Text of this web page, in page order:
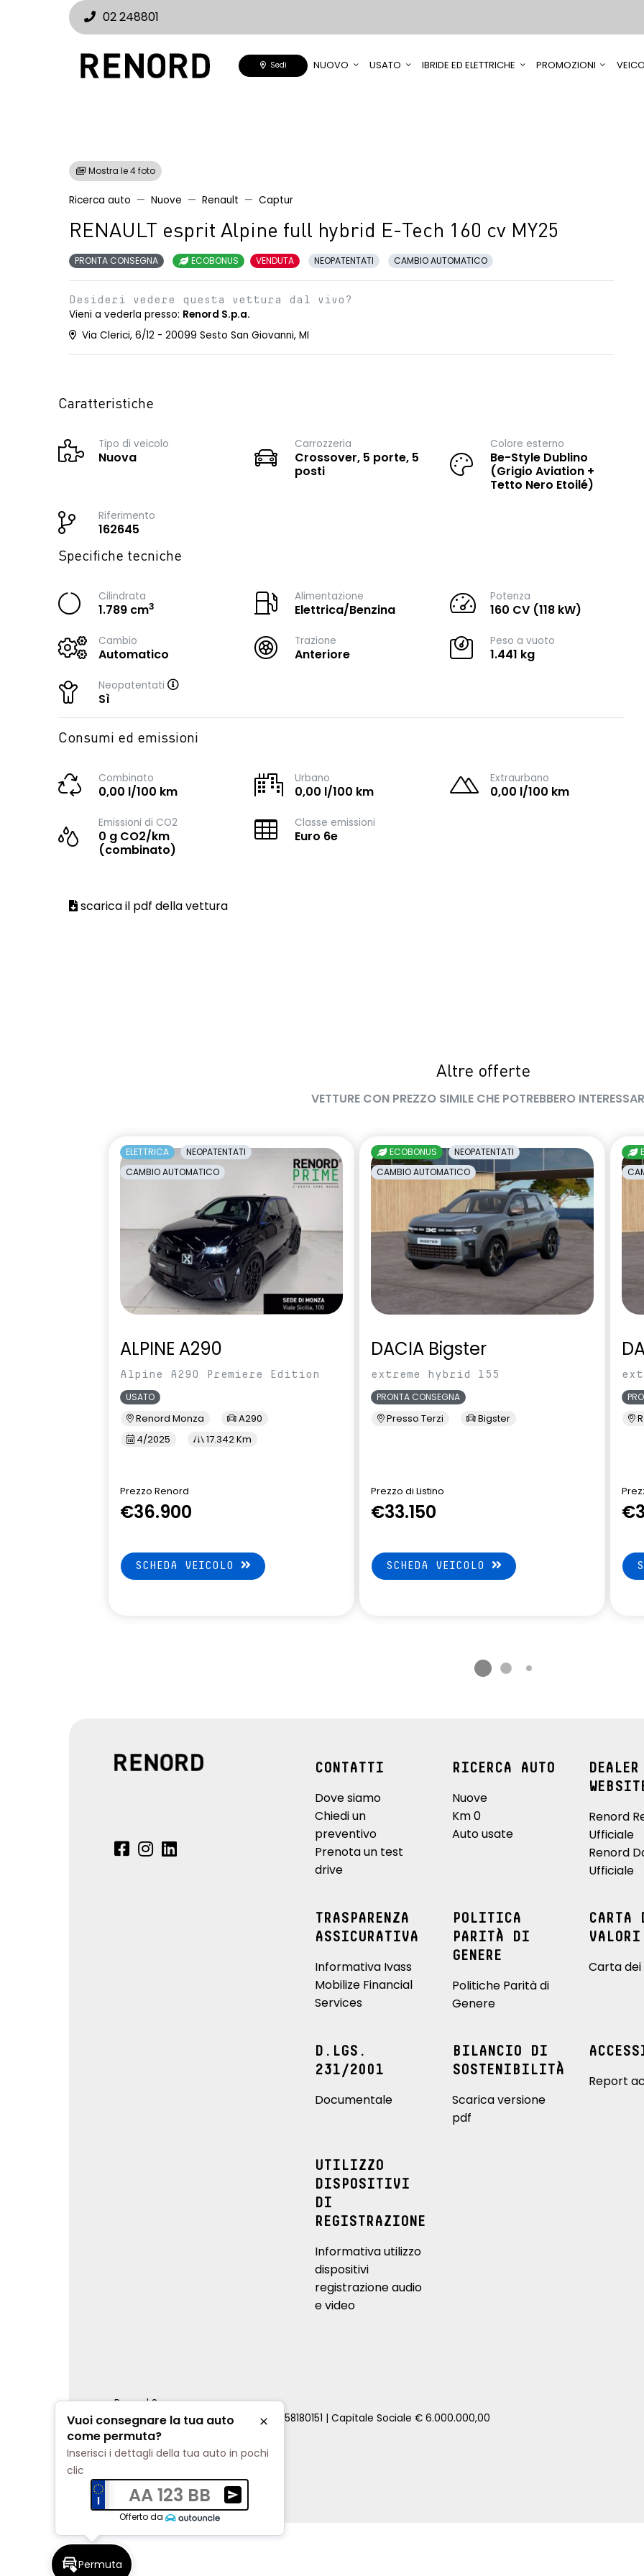
02 248801
Sedi NUOVO USATO IBRIDE ED ELETTRICHE PROMOZIONI
Mostra le 4 foto
Ricerca auto Nuove Renault Captur
RENAULT esprit Alpine full hybrid E-Tech 160 cv MY25
PRONTA CONSEGNA ECOBONUS VENDUTA NEOPATENTATI CAMBIO AUTOMATICO
Desideri vedere questa vettura dal vivo?
Vieni a vederla presso: Renord S.p.a.
Via Clerici, 6/12 - 20099 Sesto San Giovanni, MI
Caratteristiche
Tipo di veicolo
Nuova
Carrozzeria
Crossover, 5 porte, 5
posti
Colore esterno
Be-Style Dublino
(Grigio Aviation +
Tetto Nero Etoilé)
Riferimento
162645
Specifiche tecniche
Cilindrata
1.789 cm3
Alimentazione
Elettrica/Benzina
Potenza
160 CV (118 kW)
Cambio
Automatico
Trazione
Anteriore
Peso a vuoto
1.441 kg
Neopatentati
Sì
Consumi ed emissioni
Combinato
0,00 l/100 km
Urbano
0,00 l/100 km
Extraurbano
0,00 l/100 km
Emissioni di CO2
0 g CO2/km
(combinato)
Classe emissioni
Euro 6e
scarica il pdf della vettura
Altre offerte
VETTURE CON PREZZO SIMILE CHE POTREBBERO
ELETTRICA
NEOPATENTATI
CAMBIO AUTOMATICO
ALPINE A290
Alpine A290 Premiere Edition
USATO
Renord Monza
A290
4/2025
17.342 Km
Prezzo Renord
€36.900
SCHEDA VEICOLO
ECOBONUS
NEOPATENTATI
CAMBIO AUTOMATICO
DACIA Bigster
extreme hybrid 155
PRONTA CONSEGNA
Presso Terzi Bigster
Prezzo di Listino
€33.150
SCHEDA VEICOLO
CONTATTI
Dove siamo
Chiedi un
preventivo
Prenota un test
drive
RICERCA AUTO
Nuove
Km 0
Auto usate
DEALER
Renord
Ufficiale
Renord
Ufficiale
TRASPARENZA
ASSICURATIVA
Informativa Ivass
Mobilize Financial
Services
POLITICA
PARITÀ DI
GENERE
Politiche Parità di
Genere
CARTA
VALORI
Carta dei
D.LGS.
231/2001
Documentale
BILANCIO DI
SOSTENIBILITÀ
Scarica versione
pdf
Report
UTILIZZO
DISPOSITIVI
DI
REGISTRAZIONE
Informativa utilizzo
dispositivi
registrazione audio
e video
Renord S.p.a.
REA Milano 810796 | P.IVA e C.F. 00858180151 | Capitale Sociale € 6.000.000,00
Cookie Policy
Privacy Policy
Impostazioni di tracciamento
Permuta
Vuoi consegnare la tua auto
come permuta?
Chiudi
Inserisci i dettagli della tua auto in pochi
clic
AA 123 BB
Ricevi una valutazione della tua auto senza impegno
Offerto da